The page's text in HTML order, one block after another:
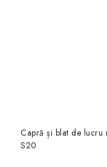
Capră și blat de lucru
S20